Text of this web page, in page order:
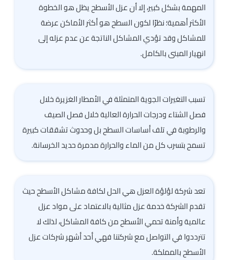
المهمة بشكل كبير، إلا أن عزل الأسطح يظل هو الخطوة
الأكثر أهمية؛ نظرًا لكون السطح هو أكثر الأماكن عرضة
للمشاكل وقد تؤدي المشاكل الناتجة عن عدم عزله إلى
انهيار المبنى بالكامل.
تسبب التغيرات الجوية المتمثلة في الأمطار الغزيرة خلال
فصل الشتاء ودرجات الحرارة العالية خلال فصل الصيف
والرطوبة في تلف أساسات السطح بل وحدوث تشققات كبيرة
تسمح بتسرب كل من الماء والحرارة مدمرة حديد الخرسانة.
تعد شركة لؤلؤة العزل هي الحل لكافة مشاكل الأسطح حيث
تقدم الشركة خدمة عزل مثالية بالاعتماد على مواد عزل
عالمية وأمنة تحمي الأسطح من كافة المشاكل، لذلك لا
تترددوا في التواصل مع شركتنا فهي أحد أشهر شركات عزل
الأسطح بالمملكة.